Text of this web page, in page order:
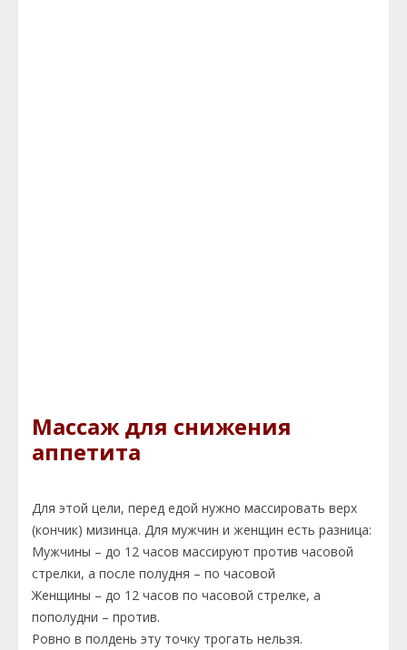
Массаж для снижения
аппетита
Для этой цели, перед едой нужно массировать верх
(кончик) мизинца. Для мужчин и женщин есть разница:
Мужчины – до 12 часов массируют против часовой
стрелки, а после полудня – по часовой
Женщины – до 12 часов по часовой стрелке, а
пополудни – против.
Ровно в полдень эту точку трогать нельзя.